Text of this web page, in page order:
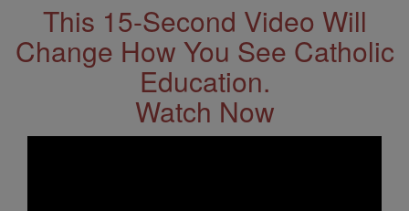
This 15-Second Video Will
Change How You See Catholic
Education.
Watch Now